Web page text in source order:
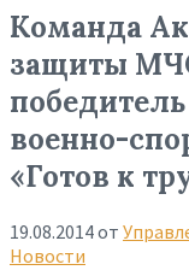
Команда
защиты
военно-
«Готов к
19.08.2014от
Новости